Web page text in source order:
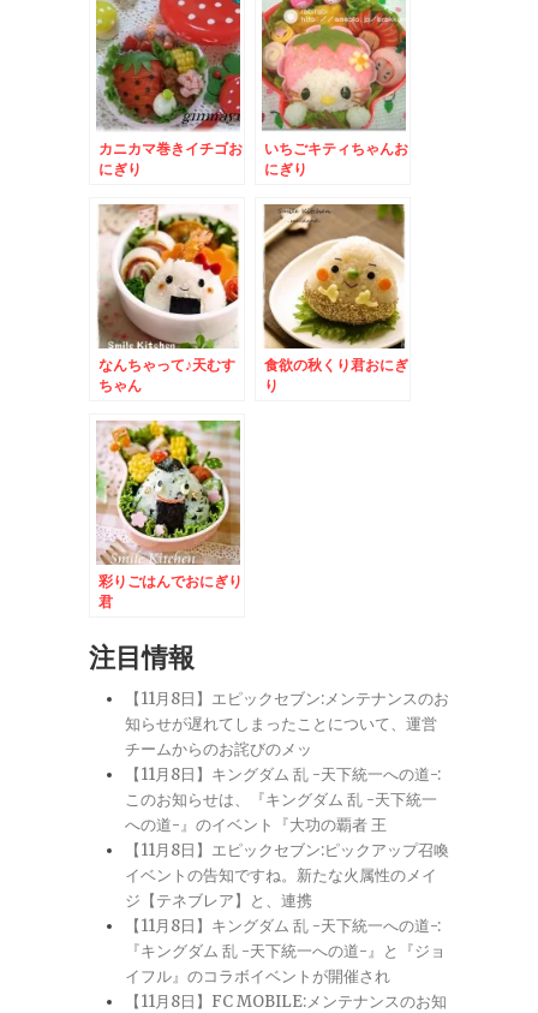
カニカマ巻きイチゴお
にぎり
いちごキティちゃんお
にぎり
なんちゃって♪天むす
ちゃん
食欲の秋くり君おにぎ
り
彩りごはんでおにぎり
君
注目情報
【11月8日】エピックセブン:メンテナンスのお
知らせが遅れてしまったことについて、運営
チームからのお詫びのメッ
【11月8日】キングダム 乱 -天下統一への道-:
このお知らせは、『キングダム 乱 -天下統一
への道-』のイベント『大功の覇者 王
【11月8日】エピックセブン:ピックアップ召喚
イベントの告知ですね。新たな火属性のメイ
ジ【テネブレア】と、連携
【11月8日】キングダム 乱 -天下統一への道-:
『キングダム 乱 -天下統一への道-』と『ジョ
イフル』のコラボイベントが開催され
【11月8日】FC MOBILE:メンテナンスのお知